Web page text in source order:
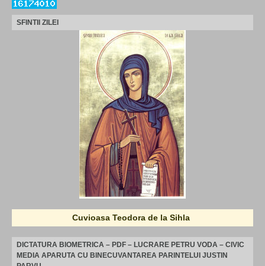
SFINTII ZILEI
Cuvioasa Teodora de la Sihla
DICTATURA BIOMETRICA – PDF – LUCRARE PETRU VODA – CIVIC
MEDIA APARUTA CU BINECUVANTAREA PARINTELUI JUSTIN